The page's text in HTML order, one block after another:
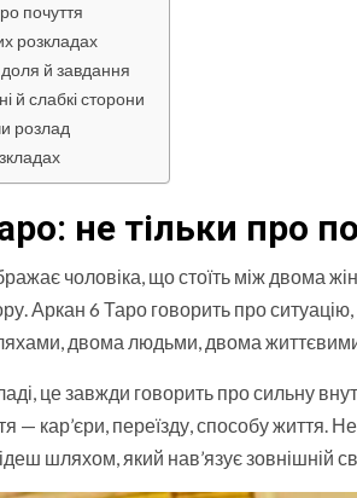
почуття
розкладах
й завдання
й слабкі сторони
розлад
не тільки про
чоловіка, що стоїть між двома
Аркан 6 Таро говорить про
двома людьми, двома життєвими
це завжди говорить про сильну
— кар’єри, переїзду, способу
шляхом, який нав’язує зовнішній